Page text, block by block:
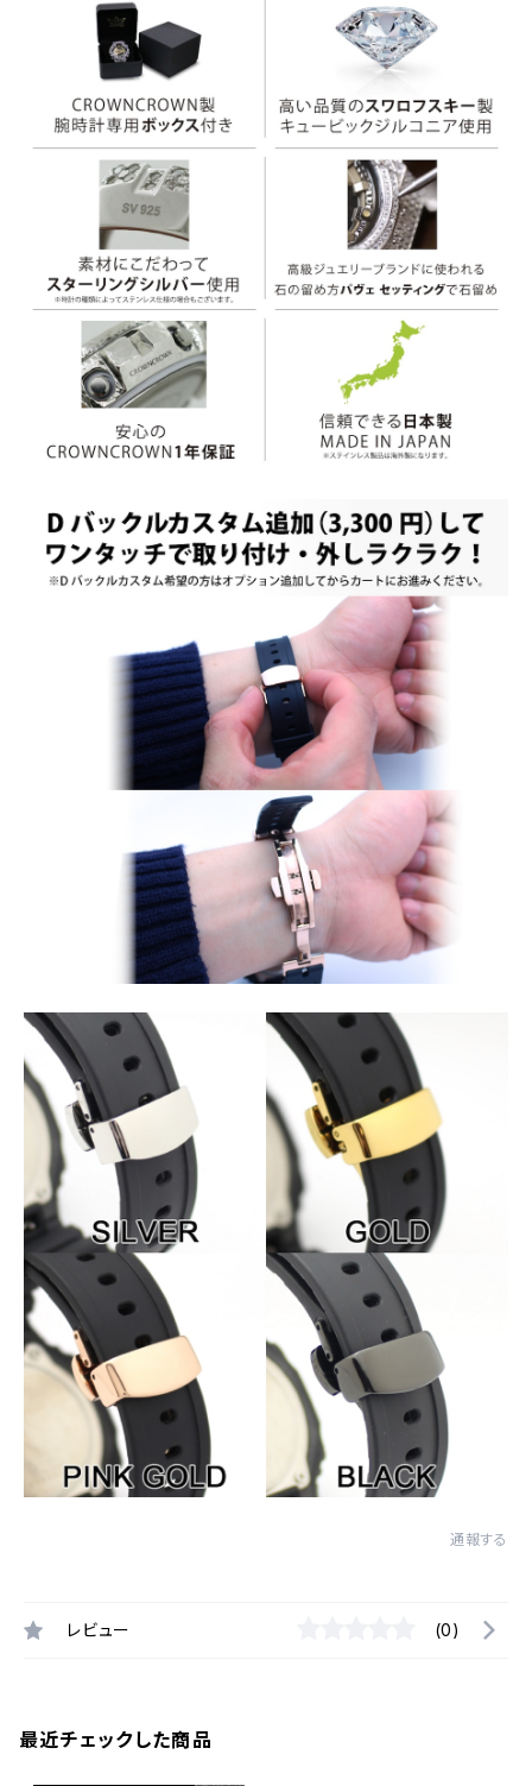
通報する
レビュー (0)
最近チェックした商品